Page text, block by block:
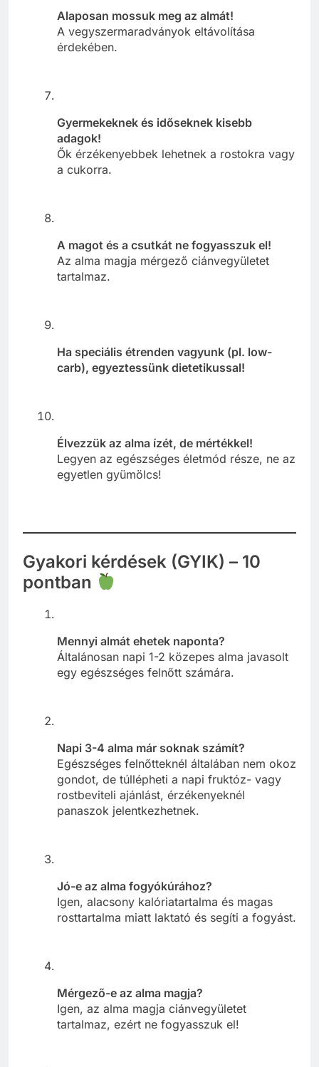
Alaposan mossuk meg az almát!
A vegyszermaradványok eltávolítása
érdekében.
Gyermekeknek és időseknek kisebb
adagok!
Ők érzékenyebbek lehetnek a rostokra vagy
a cukorra.
A magot és a csutkát ne fogyasszuk el!
Az alma magja mérgező ciánvegyületet
tartalmaz.
Ha speciális étrenden vagyunk (pl. low-
carb), egyeztessünk dietetikussal!
Élvezzük az alma ízét, de mértékkel!
Legyen az egészséges életmód része, ne az
egyetlen gyümölcs!
Gyakori kérdések (GYIK) – 10
pontban
Mennyi almát ehetek naponta?
Általánosan napi 1-2 közepes alma javasolt
egy egészséges felnőtt számára.
Napi 3-4 alma már soknak számít?
Egészséges felnőtteknél általában nem okoz
gondot, de túllépheti a napi fruktóz- vagy
rostbeviteli ajánlást, érzékenyeknél
panaszok jelentkezhetnek.
Jó-e az alma fogyókúrához?
Igen, alacsony kalóriatartalma és magas
rosttartalma miatt laktató és segíti a fogyást.
Mérgező-e az alma magja?
Igen, az alma magja ciánvegyületet
tartalmaz, ezért ne fogyasszuk el!